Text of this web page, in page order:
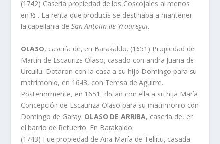
(1742) Caserí­a propiedad de los Coscojales al menos
en ½ . La renta que producí­a se destinaba a mantener
la capellaní­a deSan Antolí­n de Yrauregui.
OLASO, caserí­a de, en Barakaldo. (1651) Propiedad de
Martí­n de Escauriza Olaso, casado con andra Juana de
Urcullu. Dotaron con la casa a su hijo Domingo para su
matrimonio, en 1643, con Teresa de Aguirre.
Posteriormente, en 1651, dotan con ella a su hija Marí­a
Concepción de Escauriza Olaso para su matrimonio con
Domingo de Garay. OLASO DE ARRIBA, caserí­a de, en
el barrio de Retuerto. En Barakaldo.
(1743) Fue propiedad de Ana Marí­a de Tellitu, casada